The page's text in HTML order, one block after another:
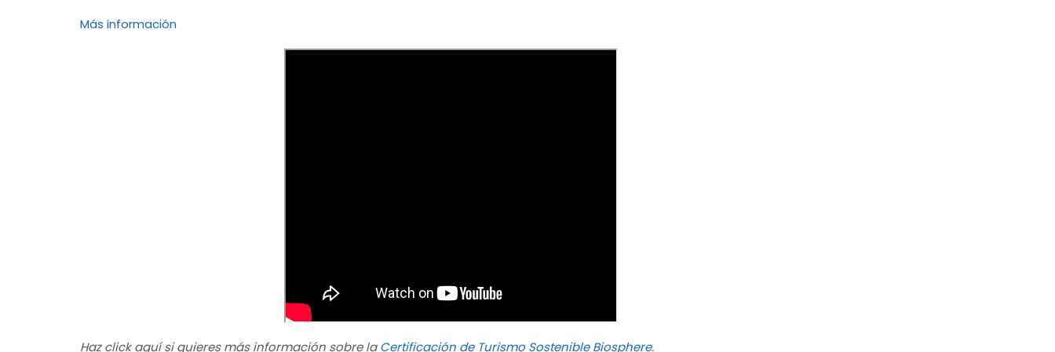
Más información
Haz click aquí si quieres más información sobre laCertificación de Turismo Sostenible Biosphere.